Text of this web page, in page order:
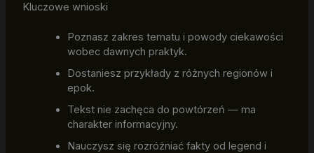
Kluczowe wnioski
Poznasz zakres tematu i powody ciekawości
wobec dawnych praktyk.
Dostaniesz przykłady z różnych regionów i
epok.
Tekst nie zachęca do powtórzeń — ma
charakter informacyjny.
Nauczysz się rozróżniać fakty od legend i